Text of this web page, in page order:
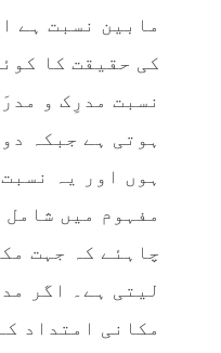
مابین نسبت ہے
کی حقیقت کا
نسبت مدرِک و
ہوتی ہے جبکہ
ہوں اور یہ
مفہوم میں
چاہئے کہ جہت
لیتی ہے۔ اگر
مکانی امتداد